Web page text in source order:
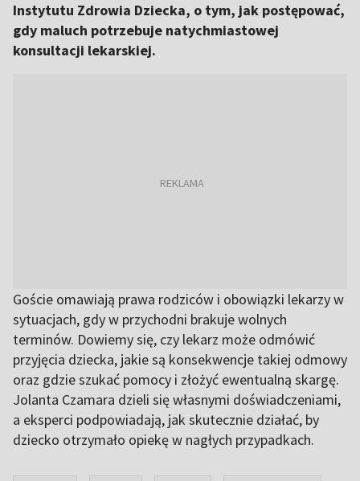
Instytutu Zdrowia Dziecka, o tym, jak postępować,
gdy maluch potrzebuje natychmiastowej
konsultacji lekarskiej.
Goście omawiają prawa rodziców i obowiązki lekarzy w
sytuacjach, gdy w przychodni brakuje wolnych
terminów. Dowiemy się, czy lekarz może odmówić
przyjęcia dziecka, jakie są konsekwencje takiej odmowy
oraz gdzie szukać pomocy i złożyć ewentualną skargę.
Jolanta Czamara dzieli się własnymi doświadczeniami,
a eksperci podpowiadają, jak skutecznie działać, by
dziecko otrzymało opiekę w nagłych przypadkach.